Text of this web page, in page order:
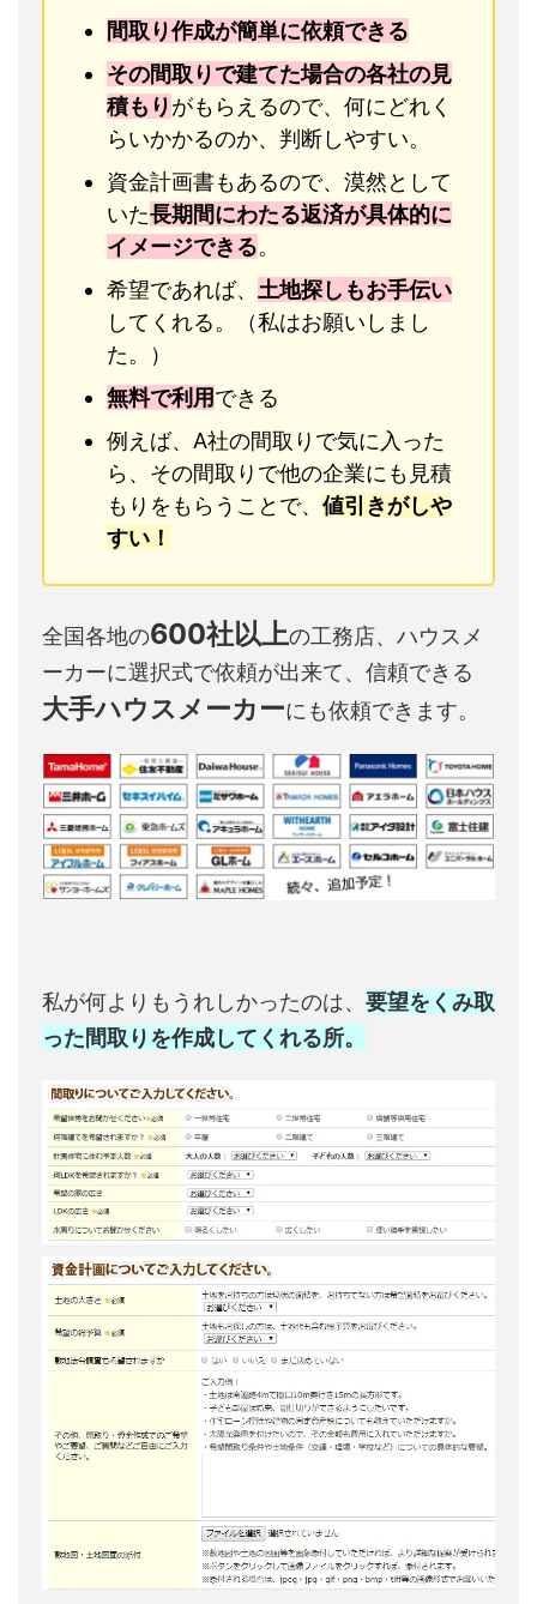
間取り作成が簡単に依頼できる
その間取りで建てた場合の各社の見
積もりがもらえるので、何にどれく
らいかかるのか、判断しやすい。
資金計画書もあるので、漠然として
いた長期間にわたる返済が具体的に
イメージできる。
希望であれば、 土地探しもお手伝い
してくれる。（私はお願いしまし
た。）
無料で利用できる
例えば、A社の間取りで気に入った
ら、その間取りで他の企業にも見積
もりをもらうことで、 値引きがしや
すい！
全国各地の600社以上の工務店、ハウスメ
ーカーに選択式で依頼が出来て、信頼できる
大手ハウスメーカーにも依頼できます。
私が何よりもうれしかったのは、 要望をくみ取
った間取りを作成してくれる所。